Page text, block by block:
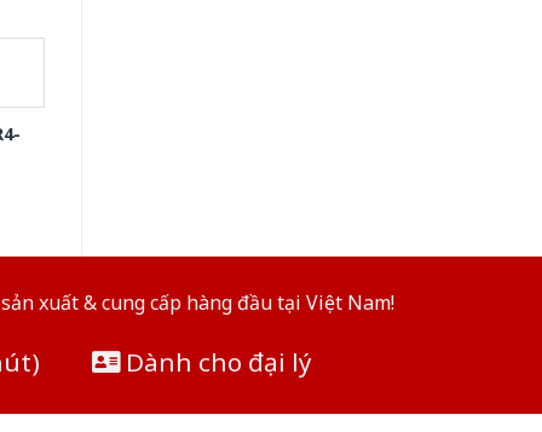
xuất & cung cấp hàng đầu tại Việt Nam!
Dành cho đại lý